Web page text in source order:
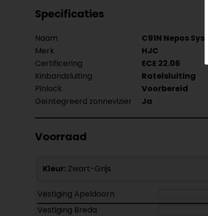
Specificaties
Naam C91N Nepos
Merk
HJC
Certificering
ECE 22.06
Kinbandsluiting
Ratelsluiting
Pinlock
Voorbereid
Geïntegreerd zonnevizier
Ja
Voorraad
Kleur: Zwart-Grijs
Vestiging Apeldoorn
Vestiging Breda